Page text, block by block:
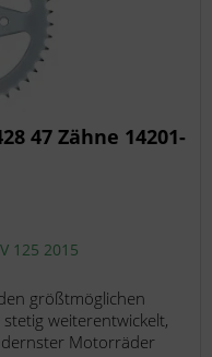
47 Zähne 14201-
125 2015
größtmöglichen
weiterentwickelt,
Motorräder